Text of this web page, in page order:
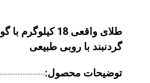
طلای واقعی 18
گردنبند با روبی طبیعی
توضیحات محصول: